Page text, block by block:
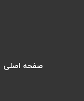
صفحه اصلی